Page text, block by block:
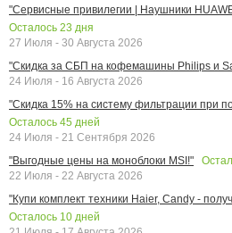
"Сервисные привилегии | Наушники
Осталось 23 дня
27 Июля - 30 Августа 2026
"Скидка за СБП на кофемашины Philips и
24 Июля - 16 Августа 2026
"Скидка 15% на систему фильтрации при
Осталось 45 дней
24 Июля - 21 Сентября 2026
"Выгодные цены на моноблоки MSI!"
22 Июля - 22 Августа 2026
"Купи комплект техники Haier, Candy -
Осталось 10 дней